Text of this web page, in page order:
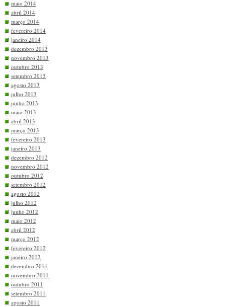
maio 2014
abril 2014
março 2014
fevereiro 2014
janeiro 2014
dezembro 2013
novembro 2013
outubro 2013
setembro 2013
agosto 2013
julho 2013
junho 2013
maio 2013
abril 2013
março 2013
fevereiro 2013
janeiro 2013
dezembro 2012
novembro 2012
outubro 2012
setembro 2012
agosto 2012
julho 2012
junho 2012
maio 2012
abril 2012
março 2012
fevereiro 2012
janeiro 2012
dezembro 2011
novembro 2011
outubro 2011
setembro 2011
agosto 2011